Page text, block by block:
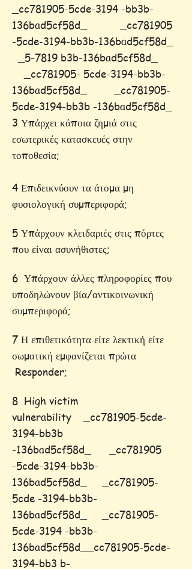
_cc781905-5cde-3194 -bb3b-
136bad5cf58d_ _cc781905
-5cde-3194-bb3b-136bad5cf58d_
_5-7819 b3b-136bad5cf58d_
_cc781905- 5cde-3194-bb3b-
136bad5cf58d_ _cc781905-
5cde-3194-bb3b -136bad5cf58d_
3 Υπάρχει κάποια ζημιά στις
εσωτερικές κατασκευές στην
τοποθεσία;
4 Επιδεικνύουν τα άτομα μη
φυσιολογική συμπεριφορά;
5 Υπάρχουν κλειδαριές στις πόρτες
που είναι ασυνήθιστες;
6 Υπάρχουν άλλες πληροφορίες που
υποδηλώνουν βία/αντικοινωνική
συμπεριφορά;
7 Η επιθετικότητα είτε λεκτική είτε
σωματική εμφανίζεται πρώτα
Responder;
8 High victim
vulnerability _cc781905-5cde-
3194-bb3b
-136bad5cf58d_ _cc781905
-5cde-3194-bb3b-
136bad5cf58d_ _cc781905-
5cde -3194-bb3b-
136bad5cf58d_ _cc781905-
5cde-3194 -bb3b-
136bad5cf58d__cc781905-5cde-
3194-bb3 b-